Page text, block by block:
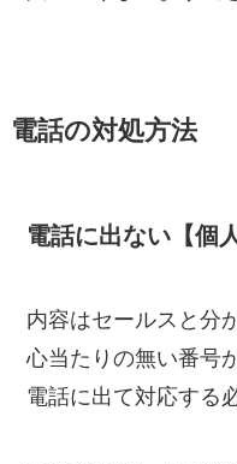
電話の対処方法
電話に出ない【個
内容はセールスと分
心当たりの無い番号
電話に出て対応する